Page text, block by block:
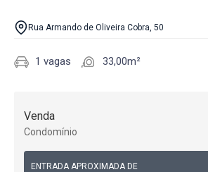
Rua Armando de Oliveira Cobra, 50
1 vagas 33,00m²
Venda
Condomínio
ENTRADA APROXIMADA DE